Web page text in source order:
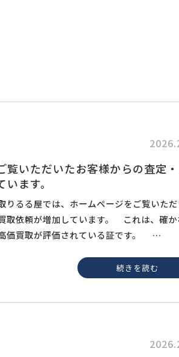
覧いただいたお客様からの査定
ます。
りるる屋では、ホームページをご覧いただ
取依頼が増加しています。 これは、確か
価買取が評価されている証です。 …
続きを読む